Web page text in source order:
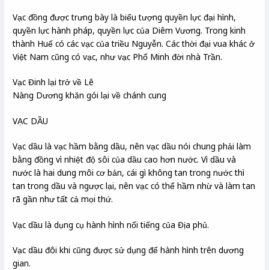
Vạc đồng được trưng bày là biểu tượng quyền lực đại hình,
quyền lực hành pháp, quyền lực của Diêm Vương. Trong kinh
thành Huế có các vạc của triều Nguyễn. Các thời đại vua khác ở
Việt Nam cũng có vạc, như vạc Phổ Minh đời nhà Trần.
Vạc Đinh lại trở về Lê
Nàng Dương khăn gói lại về chánh cung
VẠC DẦU
Vạc dầu là vạc hầm bằng dầu, nên vạc dầu nói chung phải làm
bằng đồng vì nhiệt độ sôi của dầu cao hơn nước. Vì dầu và
nước là hai dung môi cơ bản, cái gì không tan trong nước thì
tan trong dầu và ngược lại, nên vạc có thể hầm nhừ và làm tan
rã gần như tất cả mọi thứ.
Vạc dầu là dụng cụ hành hình nổi tiếng của Địa phủ.
Vạc dầu đôi khi cũng được sử dụng để hành hình trên dương
gian.